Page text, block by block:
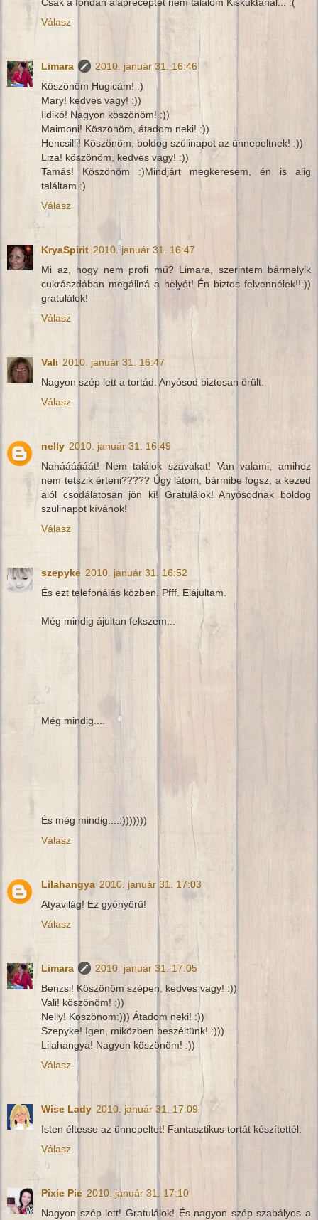
Válasz
Limara
2010. január 31. 16:46
Köszönöm Hugicám! :)
Mary! kedves vagy! :))
Ildikó! Nagyon köszönöm! :))
Maimoni! Köszönöm, átadom neki! :))
Hencsilli! Köszönöm, boldog szülinapot az ünnepeltnek! :))
Liza! köszönöm, kedves vagy! :))
Tamás! Köszönöm :)Mindjárt megkeresem, én is alig
találtam :)
Válasz
KryaSpirit 2010. január 31. 16:47
Mi az, hogy nem profi mű? Limara, szerintem bármelyik
cukrászdában megállná a helyét! Én biztos felvennélek!!:))
gratulálok!
Válasz
Vali 2010. január 31. 16:47
Nagyon szép lett a tortád. Anyósod biztosan örült.
Válasz
nelly 2010. január 31. 16:49
Naháááááát! Nem találok szavakat! Van valami, amihez
nem tetszik érteni????? Úgy látom, bármibe fogsz, a kezed
alól csodálatosan jön ki! Gratulálok! Anyósodnak boldog
szülinapot kívánok!
Válasz
szepyke 2010. január 31. 16:52
És ezt telefonálás közben. Pfff. Elájultam.
Még mindig ájultan fekszem...
Még mindig....
És még mindig....:)))))))
Válasz
Lilahangya 2010. január 31. 17:03
Atyavilág! Ez gyönyörű!
Válasz
Limara
2010. január 31. 17:05
Benzsi! Köszönöm szépen, kedves vagy! :))
Vali! köszönöm! :))
Nelly! Köszönöm:))) Átadom neki! :))
Szepyke! Igen, miközben beszéltünk! :)))
Lilahangya! Nagyon köszönöm! :))
Válasz
Wise Lady 2010. január 31. 17:09
Isten éltesse az ünnepeltet! Fantasztikus tortát készítettél.
Válasz
Pixie Pie 2010. január 31. 17:10
Nagyon szép lett! Gratulálok! És nagyon szép szabályos a